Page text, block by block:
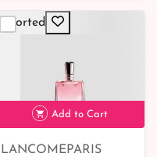
Imported
Add to Cart
LANCOMEPARIS